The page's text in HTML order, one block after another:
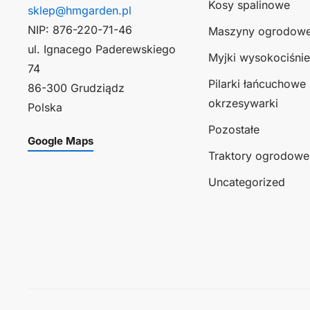
sklep@hmgarden.pl
NIP: 876-220-71-46
ul. Ignacego Paderewskiego
74
86-300 Grudziądz
Polska
Google Maps
Kosy spalinowe
Maszyny
Myjki
Pilarki łańcuchowe
okrzesywarki
Pozostałe
Traktory ogrodowe
Uncategorized